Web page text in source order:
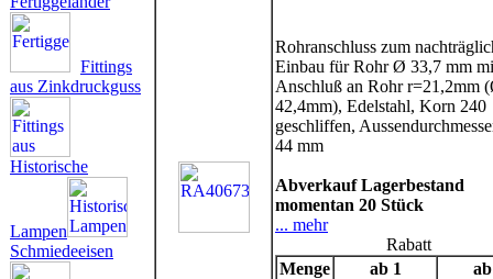
Fittings
aus Zinkdruckguss
Historische
Lampen
Schmiedeeisen
Rohranschluss zum
Einbau für Rohr Ø 33,7 mm
Anschluß an Rohr r=21,2mm
42,4mm), Edelstahl, Korn 240
geschliffen,
44 mm
Abverkauf Lagerbestand
momentan 20 Stück
... mehr
Rabatt
Menge
ab 1